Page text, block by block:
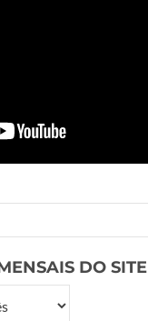
DO SITE